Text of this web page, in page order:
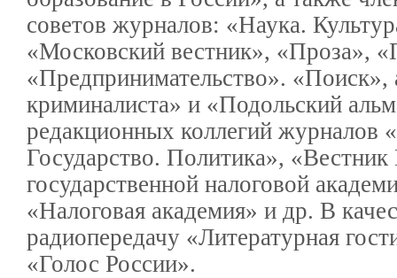
советов журналов: «Наука.
«Московский вестник», «Проза»,
«Предпринимательство». «Поиск»,
криминалиста» и «Подольский
редакционных коллегий журналов
Государство. Политика», «Вестник
государственной налоговой
«Налоговая академия» и др. В
радиопередачу «Литературная
«Голос России».